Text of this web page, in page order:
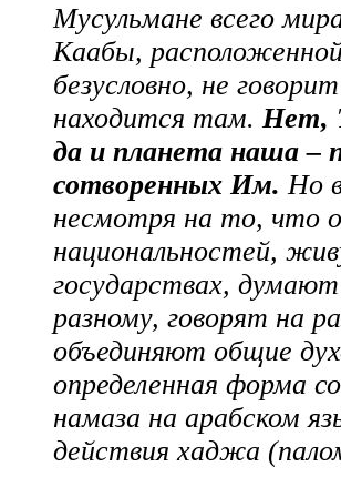
Мусульмане всего
Каабы,
безусловно, не
находится там. Нет,
да и планета наша ‒
сотворенных Им. Но
несмотря на то, что
национальностей,
государствах,
разному, говорят на
объединяют общие
определенная форма
намаза на арабском
действия хаджа